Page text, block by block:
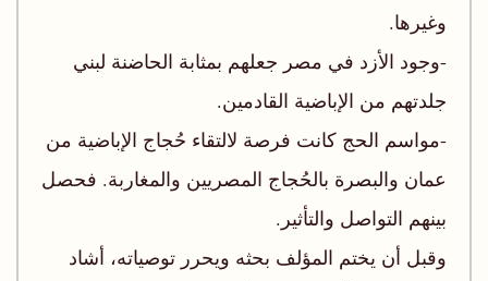
وغيرها.
-وجود الأزد في مصر جعلهم بمثابة الحاضنة لبني
جلدتهم من الإباضية القادمين.
-مواسم الحج كانت فرصة لالتقاء حُجاج الإباضية من
عمان والبصرة بالحُجاج المصريين والمغاربة. فحصل
بينهم التواصل والتأثير.
وقبل أن يختم المؤلف بحثه ويحرر توصياته، أشاد